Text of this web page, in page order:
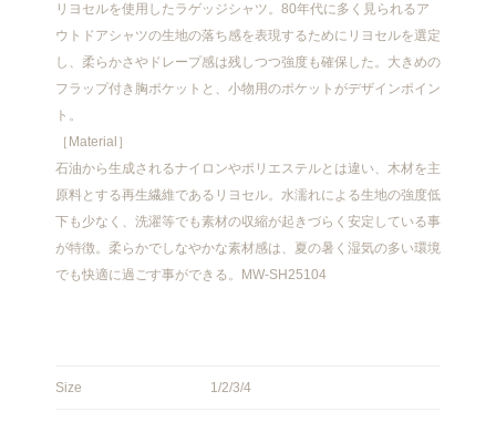
リヨセルを使用したラゲッジシャツ。80年代に多く見られるア
ウトドアシャツの生地の落ち感を表現するためにリヨセルを選定
し、柔らかさやドレープ感は残しつつ強度も確保した。大きめの
フラップ付き胸ポケットと、小物用のポケットがデザインポイン
ト。
［Material］
石油から生成されるナイロンやポリエステルとは違い、木材を主
原料とする再生繊維であるリヨセル。水濡れによる生地の強度低
下も少なく、洗濯等でも素材の収縮が起きづらく安定している事
が特徴。柔らかでしなやかな素材感は、夏の暑く湿気の多い環境
でも快適に過ごす事ができる。MW-SH25104
Size 1/2/3/4